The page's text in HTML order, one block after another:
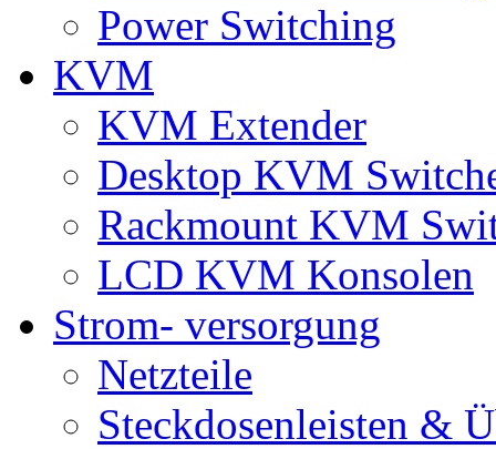
Power Switching
KVM
KVM Extender
Desktop KVM
Rackmount KVM
LCD KVM Konsolen
Strom- versorgung
Netzteile
Steckdosenleisten &